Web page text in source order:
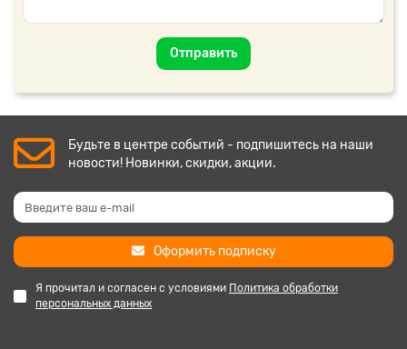
Отправить
Будьте в центре событий - подпишитесь на наши
новости! Новинки, скидки, акции.
Оформить подписку
Я прочитал и согласен с условиями Политика обработки
персональных данных